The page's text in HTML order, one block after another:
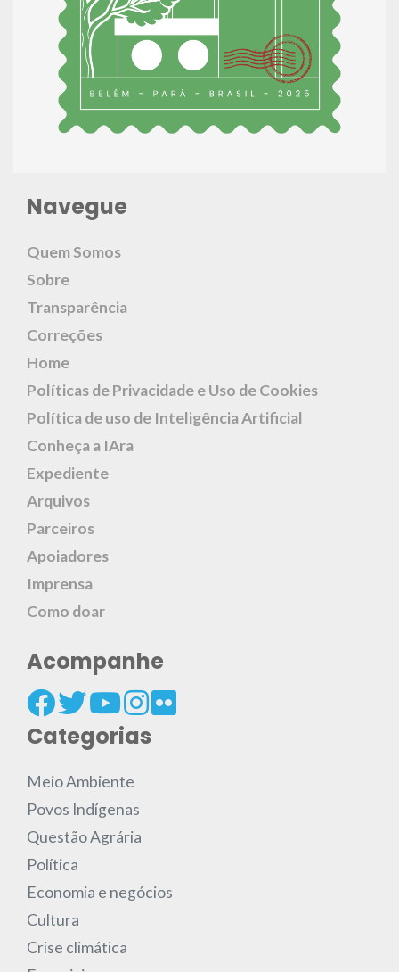
Navegue
Quem Somos
Sobre
Transparência
Correções
Home
Políticas de Privacidade e Uso de Cookies
Política de uso de Inteligência Artificial
Conheça a IAra
Expediente
Arquivos
Parceiros
Apoiadores
Imprensa
Como doar
Acompanhe
Categorias
Meio Ambiente
Povos Indígenas
Questão Agrária
Política
Economia e negócios
Cultura
Crise climática